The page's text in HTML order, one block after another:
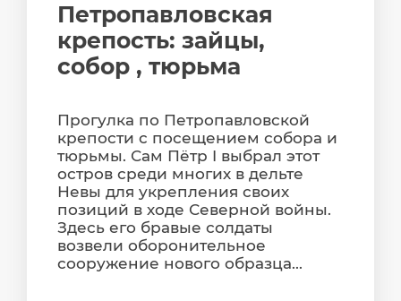
Петропавловская
крепость: зайцы,
собор , тюрьма
Прогулка по Петропавловской
крепости с посещением собора и
тюрьмы. Сам Пётр I выбрал этот
остров среди многих в дельте
Невы для укрепления своих
позиций в ходе Северной войны.
Здесь его бравые солдаты
возвели оборонительное
сооружение нового образца...